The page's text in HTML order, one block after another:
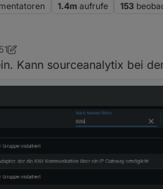
1.4m aufrufe 153
Kann sourceanalytix bei